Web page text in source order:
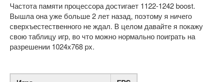
Частота памяти процессора достигает 1122-1242 boost.
Вышла она уже больше 2 лет назад, поэтому я ничего
сверхъестественного не ждал. В целом давайте я покажу
свою таблицу игр, во что можно нормально поиграть на
разрешении 1024х768 px.